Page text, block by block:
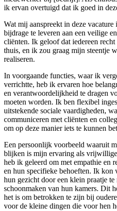
ik ervan overtuigd dat ik goed in
Wat mij aanspreekt in deze
bijdrage te leveren aan een veilige
cliënten. Ik geloof dat iedereen
thuis, en ik zou graag mijn steentje
realiseren.
In voorgaande functies, waar ik
verrichtte, heb ik ervaren hoe
en verantwoordelijkheid te dragen
moeten worden. Ik ben flexibel
uitstekende sociale vaardigheden,
communiceren met cliënten en
om op deze manier iets te kunnen
Een persoonlijk voorbeeld waaruit
blijken is mijn ervaring als
heb ik geleerd om met empathie en
en hun specifieke behoeften. Ik kon
hun gezicht door een klein praatje
schoonmaken van hun kamers. Dit
het is om betrokken te zijn bij
voor de kleine dingen die voor hen